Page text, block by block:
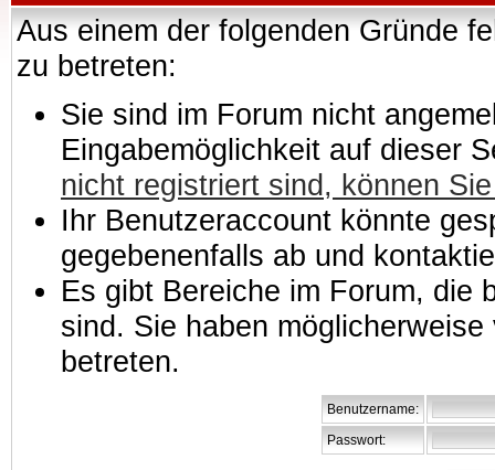
Aus einem der folgenden Gründe
zu betreten:
Sie sind im Forum nicht
Eingabemöglichkeit auf dieser
nicht registriert sind, können
Ihr Benutzeraccount könnte
gegebenenfalls ab und
Es gibt Bereiche im Forum, die
sind. Sie haben
betreten.
Benutzername:
Passwort: